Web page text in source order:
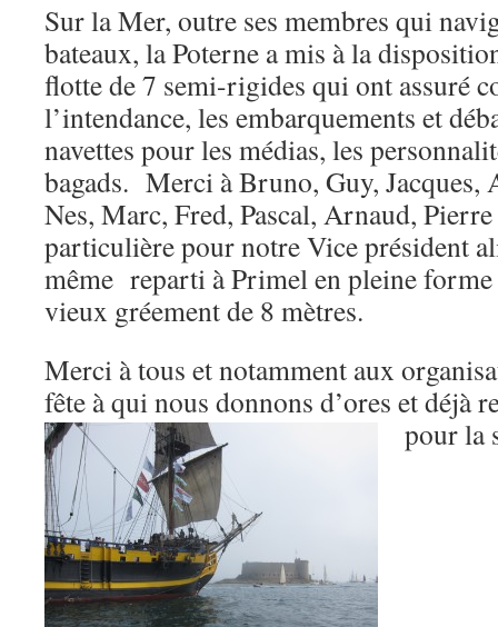
Sur la Mer, outre ses membres qui
bateaux, la Poterne a mis à la
flotte de 7 semi-rigides qui ont assuré
l’intendance, les embarquements et
navettes pour les médias, les
bagads. Merci à Bruno, Guy, Jacques,
Nes, Marc, Fred, Pascal, Arnaud,
particulière pour notre Vice président
même reparti à Primel en pleine
vieux gréement de 8 mètres.
Merci à tous et notamment aux
fête à qui nous donnons d’ores et déjà
pour la